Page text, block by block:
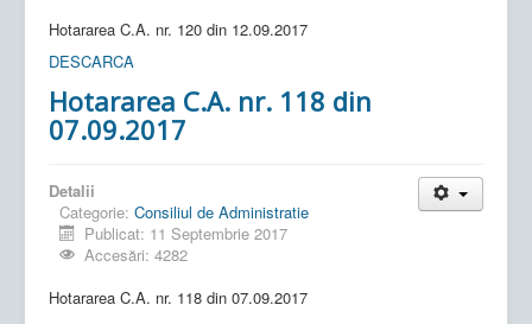
Hotararea C.A. nr. 120 din 12.09.2017
DESCARCA
Hotararea C.A. nr. 118 din
07.09.2017
Detalii
Categorie: Consiliul de Administratie
Publicat: 11 Septembrie 2017
Accesări: 4282
Hotararea C.A. nr. 118 din 07.09.2017